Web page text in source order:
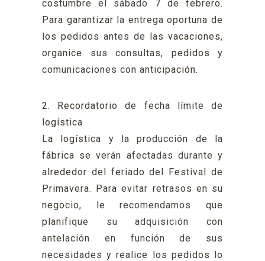
costumbre el sábado 7 de febrero.
Para garantizar la entrega oportuna de
los pedidos antes de las vacaciones,
organice sus consultas, pedidos y
comunicaciones con anticipación.
2. Recordatorio de fecha límite de
logística
La logística y la producción de la
fábrica se verán afectadas durante y
alrededor del feriado del Festival de
Primavera. Para evitar retrasos en su
negocio, le recomendamos que
planifique su adquisición con
antelación en función de sus
necesidades y realice los pedidos lo